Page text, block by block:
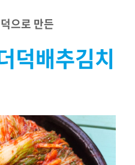
으로 만든
덕배추김치